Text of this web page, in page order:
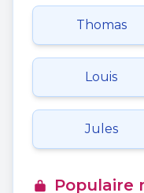
Thomas
Louis
Jules
Populaire